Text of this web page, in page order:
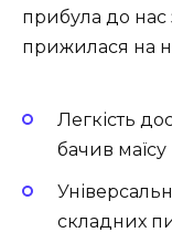
прибула до нас
прижилася на
Легкість
бачив маїсу
складних